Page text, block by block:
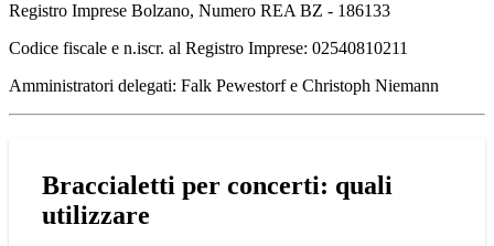
Registro Imprese Bolzano, Numero REA BZ - 186133
Codice fiscale e n.iscr. al Registro Imprese: 02540810211
Amministratori delegati: Falk Pewestorf e Christoph Niemann
Braccialetti per concerti: quali
utilizzare